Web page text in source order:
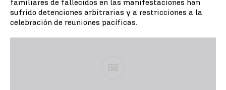
familiares de fallecidos en las manifestaciones han
sufrido detenciones arbitrarias y a restricciones a la
celebración de reuniones pacíficas.
Ad